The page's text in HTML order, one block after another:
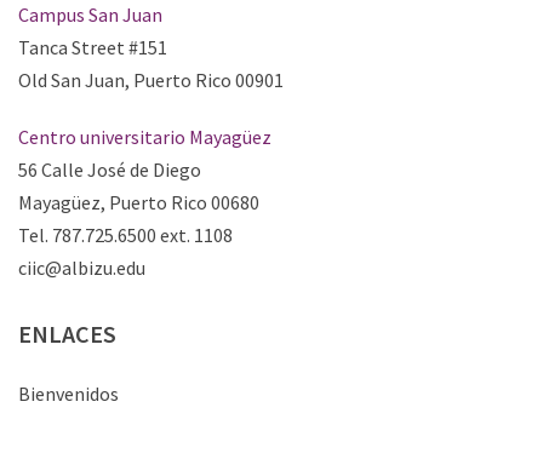
Campus San Juan
Tanca Street #151
Old San Juan, Puerto Rico 00901
Centro universitario Mayagüez
56 Calle José de Diego
Mayagüez, Puerto Rico 00680
Tel. 787.725.6500 ext. 1108
ciic@albizu.edu
ENLACES
Bienvenidos